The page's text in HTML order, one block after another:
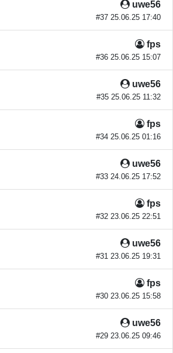
uwe56
#37 25.06.25 17:40
fps
#36 25.06.25 15:07
uwe56
#35 25.06.25 11:32
fps
#34 25.06.25 01:16
uwe56
#33 24.06.25 17:52
fps
#32 23.06.25 22:51
uwe56
#31 23.06.25 19:31
fps
#30 23.06.25 15:58
uwe56
#29 23.06.25 09:46